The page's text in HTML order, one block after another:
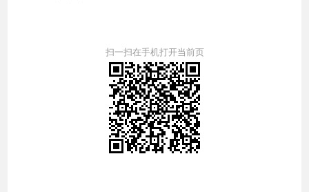
扫一扫在手机打开当前页